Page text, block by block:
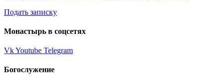
Подать записку
Монастырь в соцсетях
VkYoutube Telegram
Богослужение